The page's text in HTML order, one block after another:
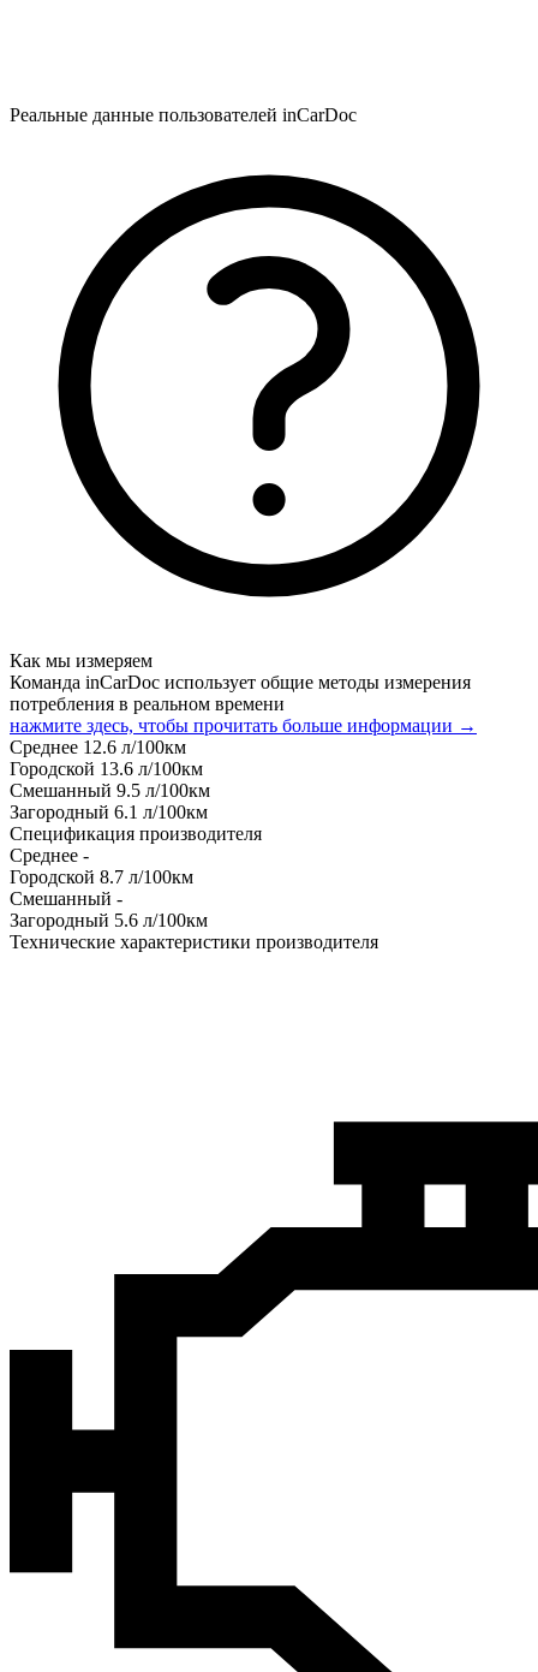
Реальные данные пользователей inCarDoc
Как мы измеряем
Команда inCarDoc использует общие методы измерения
потребления в реальном времени
нажмите здесь, чтобы прочитать больше информации →
Среднее 12.6 л/100км
Городской 13.6 л/100км
Смешанный 9.5 л/100км
Загородный 6.1 л/100км
Спецификация производителя
Среднее -
Городской 8.7 л/100км
Смешанный -
Загородный 5.6 л/100км
Технические характеристики производителя